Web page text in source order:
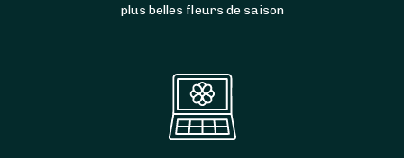
plus belles fleurs de saison